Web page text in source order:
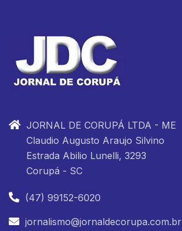
JORNAL DE CORUPÁ LTDA - ME
Claudio Augusto Araujo Silvino
Estrada Abilio Lunelli, 3293
Corupá - SC
(47) 99152-6020
jornalismo@jornaldecorupa.com.br